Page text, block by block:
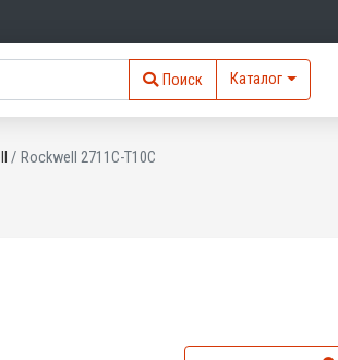
Поиск Каталог
Rockwell 2711C-T10C